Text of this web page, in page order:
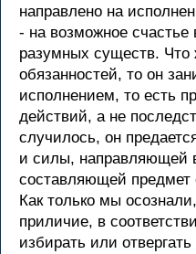
направлено на
- на возможное счастье
разумных существ. Что
обязанностей, то он
исполнением, то есть
действий, а не
случилось, он
и силы, направляющей
составляющей предмет
Как только мы
приличие, в
избирать или